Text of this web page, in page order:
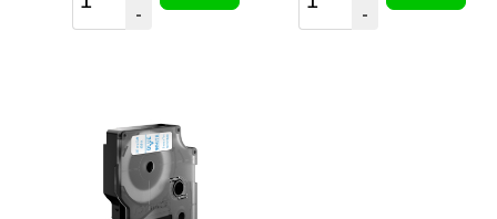
-
-